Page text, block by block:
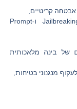
קריטיים,
שמקורם בשתי שיטות תקיפה עיקריות Jailbreaking ו-Prompt
של בינה מלאכותית
מנגנוני בטיחות,